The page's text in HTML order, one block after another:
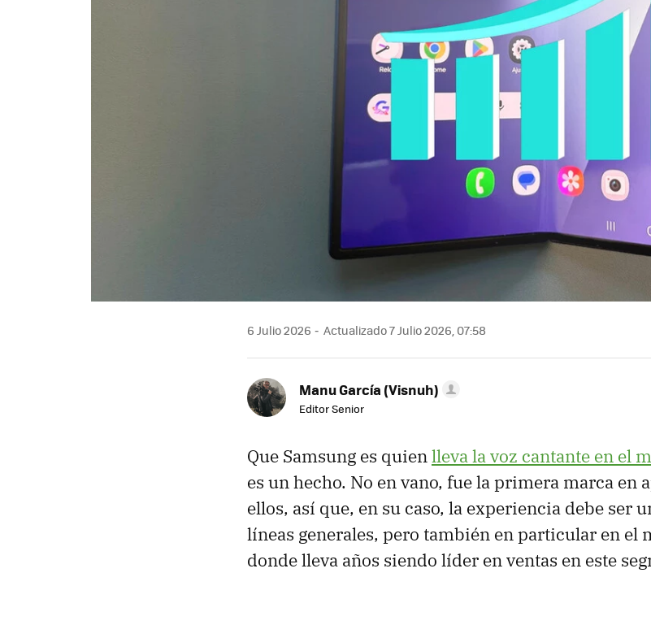
6 Julio 2026 Actualizado 7 Julio 2026, 07:58
Manu García (Visnuh)
Editor Senior
Que Samsung es quienlleva la voz cantante en el
es un hecho. No en vano, fue la primera marca en
ellos, así que, en su caso, la experiencia debe ser
líneas generales, pero también en particular en el
donde lleva años siendo líder en ventas en este